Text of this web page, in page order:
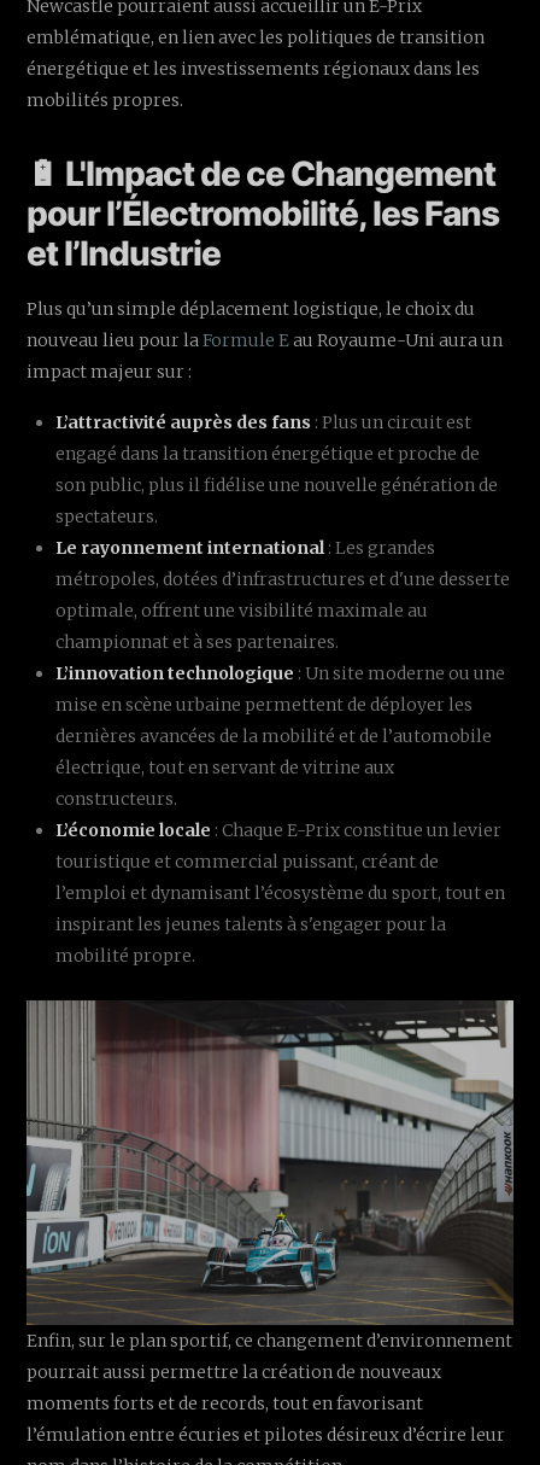
Newcastle pourraient aussi accueillir un E-Prix
emblématique, en lien avec les politiques de transition
énergétique et les investissements régionaux dans les
mobilités propres.
🔋 L'Impact de ce Changement
pour l’Électromobilité, les Fans
et l’Industrie
Plus qu’un simple déplacement logistique, le choix du
nouveau lieu pour laFormule Eau Royaume-Uni aura un
impact majeur sur :
L’attractivité auprès des fans : Plus un circuit est
engagé dans la transition énergétique et proche de
son public, plus il fidélise une nouvelle génération de
spectateurs.
Le rayonnement international: Les grandes
métropoles, dotées d’infrastructures et d'une desserte
optimale, offrent une visibilité maximale au
championnat et à ses partenaires.
L’innovation technologique : Un site moderne ou une
mise en scène urbaine permettent de déployer les
dernières avancées de la mobilité et de l’automobile
électrique, tout en servant de vitrine aux
constructeurs.
L’économie locale : Chaque E-Prix constitue un levier
touristique et commercial puissant, créant de
l’emploi et dynamisant l’écosystème du sport, tout en
inspirant les jeunes talents à s'engager pour la
mobilité propre.
Enfin, sur le plan sportif, ce changement d’environnement
pourrait aussi permettre la création de nouveaux
moments forts et de records, tout en favorisant
l’émulation entre écuries et pilotes désireux d’écrire leur